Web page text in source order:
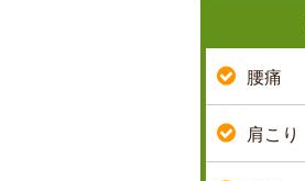
腰痛
肩こり